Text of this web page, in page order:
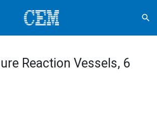
search
Reaction Vessels, 6